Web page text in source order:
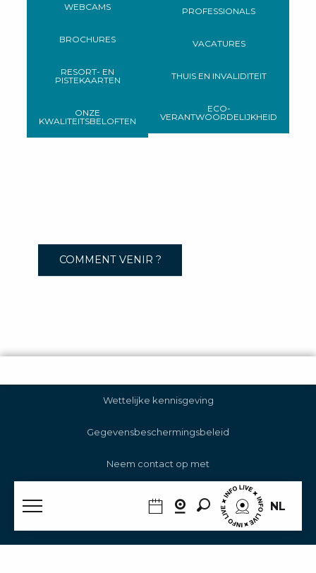
Zoek op NL
WEBCAMS
BROCHURES
RESORT- EN
PISTEKAARTEN
ONZE
KWALITEITSBELOFTEN
PROFESSIONALS
VACATURES
THUIS EN INVALIDITEIT
ECO-
VERANTWOORDELIJKHEID
COMMENT VENIR ?
Wettelijke kennisgeving
Gegevensbeschermingsbeleid
Neem contact op met